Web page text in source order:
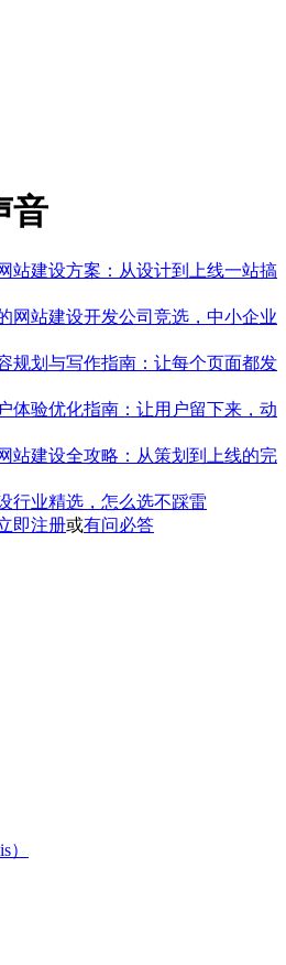
音
站建设方案：从设计到上线一站搞
网站建设开发公司竞选，中小企业
规划与写作指南：让每个页面都发
体验优化指南：让用户留下来，动
站建设全攻略：从策划到上线的完
行业精选，怎么选不踩雷
即注册或有问必答